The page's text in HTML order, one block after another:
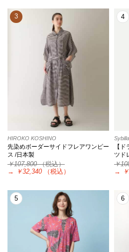
3
HIROKO KOSHINO
先染めボーダーサイドフレアワンピー
ス /日本製
￥107,800（税込）
→
￥32,340 （税込）
4
Sybilla
【
ツド
￥
→
5 6